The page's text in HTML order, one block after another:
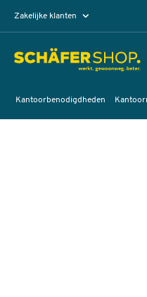
Zakelijke klanten
Kantoorbenodigdheden